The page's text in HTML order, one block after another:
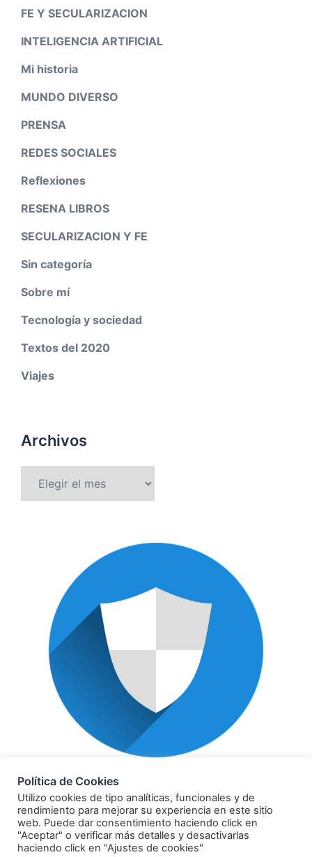
FE Y SECULARIZACION
INTELIGENCIA ARTIFICIAL
Mi historia
MUNDO DIVERSO
PRENSA
REDES SOCIALES
Reflexiones
RESENA LIBROS
SECULARIZACION Y FE
Sin categoría
Sobre mí
Tecnología y sociedad
Textos del 2020
Viajes
Archivos
Política de Cookies
Utilizo cookies de tipo analíticas, funcionales y de
rendimiento para mejorar su experiencia en este sitio
web. Puede dar consentimiento haciendo click en
"Aceptar" o verificar más detalles y desactivarlas
haciendo click en "Ajustes de cookies"